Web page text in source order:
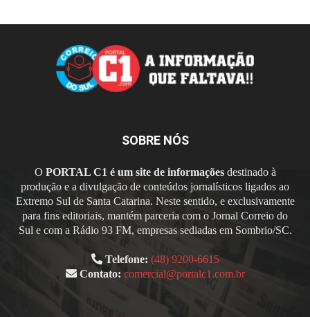
SOBRE NÓS
O PORTAL C1 é um site de informaçõesdestinado à
produção e a divulgação de conteúdos jornalísticos ligados ao
Extremo Sul de Santa Catarina. Neste sentido, e exclusivamente
para fins editoriais, mantém parceria com o Jornal Correio do
Sul e com a Rádio 93 FM, empresas sediadas em Sombrio/SC.
Telefone: (48) 9200-6615
Contato: comercial@portalc1.com.br